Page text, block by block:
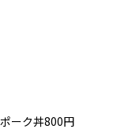
ーク丼800円